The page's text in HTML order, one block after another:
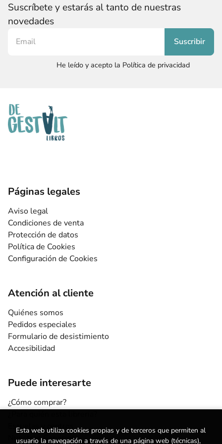
Suscríbete y estarás al tanto de nuestras
novedades
He leído y acepto la Política de privacidad
Páginas legales
Aviso legal
Condiciones de venta
Protección de datos
Política de Cookies
Configuración de Cookies
Atención al cliente
Quiénes somos
Pedidos especiales
Formulario de desistimiento
Accesibilidad
Puede interesarte
¿Cómo comprar?
Escuelas y centros
Nuestros Servicios
Esta web utiliza cookies propias y de terceros que permiten al
usuario la navegación a través de una página web (técnicas),